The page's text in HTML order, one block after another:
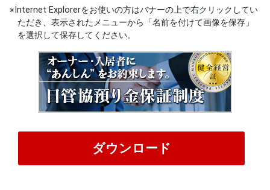
※Internet Explorerをお使いの方はバナーの上で右クリックしてい
ただき、表示されたメニューから「名前を付けて画像を保存」
を選択して保存してください。
ダウンロード